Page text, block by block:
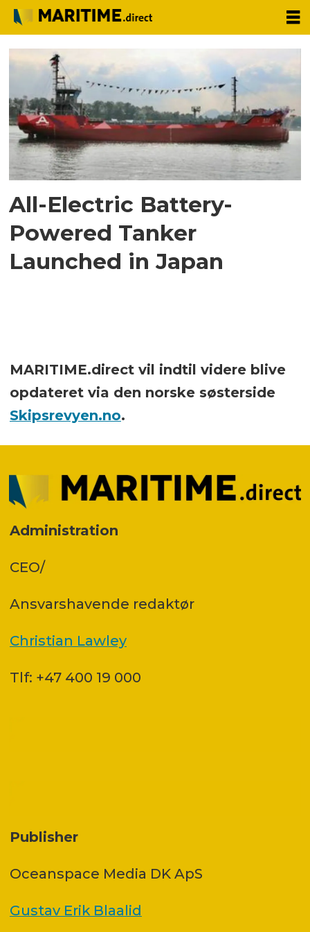
Tag:
asahi
tanker
All-Electric Battery-
Powered Tanker
Launched in Japan
MARITIME.direct vil indtil videre blive
opdateret via den norske søsterside
Skipsrevyen.no.
Administration
CEO/
Ansvars­havende redaktør
Christian Lawley
Tlf: +47 400 19 000
Publisher
Oceanspace Media DK ApS
Gustav Erik Blaalid